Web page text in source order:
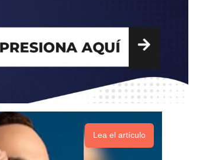
Lea el artículo